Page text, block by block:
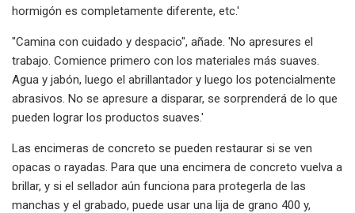
hormigón es completamente diferente, etc.'
"Camina con cuidado y despacio", añade. 'No apresures el
trabajo. Comience primero con los materiales más suaves.
Agua y jabón, luego el abrillantador y luego los potencialmente
abrasivos. No se apresure a disparar, se sorprenderá de lo que
pueden lograr los productos suaves.'
Las encimeras de concreto se pueden restaurar si se ven
opacas o rayadas. Para que una encimera de concreto vuelva a
brillar, y si el sellador aún funciona para protegerla de las
manchas y el grabado, puede usar una lija de grano 400 y,